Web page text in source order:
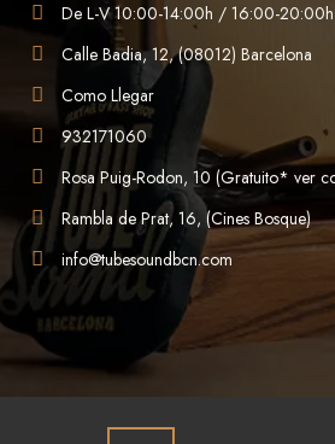
De L-V 10:00-14:00h / 16:00-20:00h
Calle Badia, 12, (08012) Barcelona
Como Llegar
932171060
Rosa Puig-Rodon, 10 (Gratuito* ver
Rambla de Prat, 16, (Cines Bosque)
info@tubesoundbcn.com